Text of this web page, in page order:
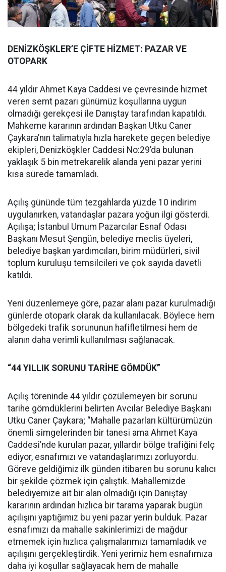
DENİZKÖŞKLER’E ÇİFTE HİZMET: PAZAR VE
OTOPARK
44 yıldır Ahmet Kaya Caddesi ve çevresinde hizmet
veren semt pazarı günümüz koşullarına uygun
olmadığı gerekçesi ile Danıştay tarafından kapatıldı.
Mahkeme kararının ardından Başkan Utku Caner
Çaykara’nın talimatıyla hızla harekete geçen belediye
ekipleri, Denizköşkler Caddesi No:29’da bulunan
yaklaşık 5 bin metrekarelik alanda yeni pazar yerini
kısa sürede tamamladı.
Açılış gününde tüm tezgahlarda yüzde 10 indirim
uygulanırken, vatandaşlar pazara yoğun ilgi gösterdi.
Açılışa; İstanbul Umum Pazarcılar Esnaf Odası
Başkanı Mesut Şengün, belediye meclis üyeleri,
belediye başkan yardımcıları, birim müdürleri, sivil
toplum kuruluşu temsilcileri ve çok sayıda davetli
katıldı.
Yeni düzenlemeye göre, pazar alanı pazar kurulmadığı
günlerde otopark olarak da kullanılacak. Böylece hem
bölgedeki trafik sorununun hafifletilmesi hem de
alanın daha verimli kullanılması sağlanacak.
“44 YILLIK SORUNU TARİHE GÖMDÜK”
Açılış töreninde 44 yıldır çözülemeyen bir sorunu
tarihe gömdüklerini belirten Avcılar Belediye Başkanı
Utku Caner Çaykara; “Mahalle pazarları kültürümüzün
önemli simgelerinden bir tanesi ama Ahmet Kaya
Caddesi’nde kurulan pazar, yıllardır bölge trafiğini felç
ediyor, esnafımızı ve vatandaşlarımızı zorluyordu.
Göreve geldiğimiz ilk günden itibaren bu sorunu kalıcı
bir şekilde çözmek için çalıştık. Mahallemizde
belediyemize ait bir alan olmadığı için Danıştay
kararının ardından hızlıca bir tarama yaparak bugün
açılışını yaptığımız bu yeni pazar yerin bulduk. Pazar
esnafımızı da mahalle sakinlerimizi de mağdur
etmemek için hızlıca çalışmalarımızı tamamladık ve
açılışını gerçekleştirdik. Yeni yerimiz hem esnafımıza
daha iyi koşullar sağlayacak hem de mahalle